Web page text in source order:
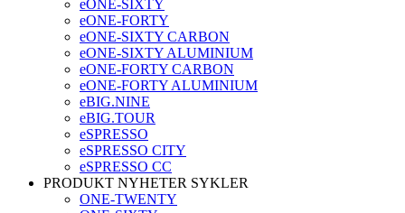
eONE-SIXTY
eONE-FORTY
eONE-SIXTY CARBON
eONE-SIXTY ALUMINIUM
eONE-FORTY CARBON
eONE-FORTY ALUMINIUM
eBIG.NINE
eBIG.TOUR
eSPRESSO
eSPRESSO CITY
eSPRESSO CC
PRODUKT NYHETER SYKLER
ONE-TWENTY